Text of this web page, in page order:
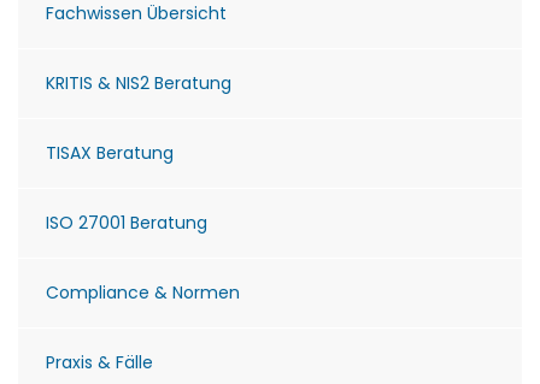
Fachwissen Übersicht
KRITIS & NIS2 Beratung
TISAX Beratung
ISO 27001 Beratung
Compliance & Normen
Praxis & Fälle